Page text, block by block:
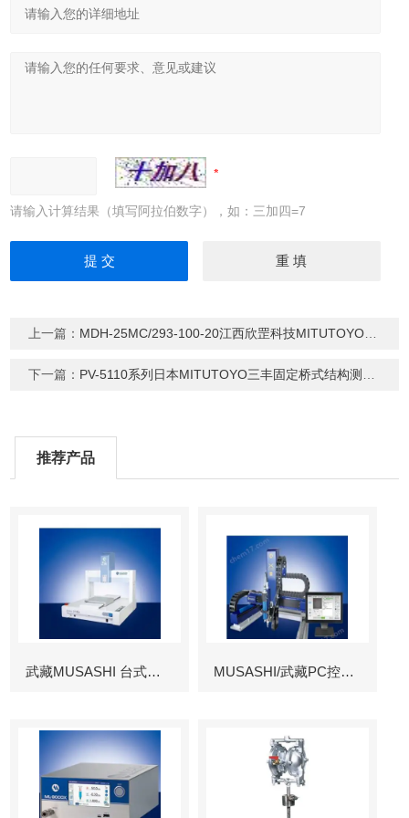
请输入计算结果（填写阿拉伯数字），如：三加四=7
上一篇： MDH-25MC/293-100-20江西欣罡科技MITUTOYO三丰超高精度千分尺
下一篇： PV-5110系列日本MITUTOYO三丰固定桥式结构测量机
推荐产品
武藏MUSASHI 台式涂布机械臂 MUSASHI/武藏PC控制图像识别机械臂